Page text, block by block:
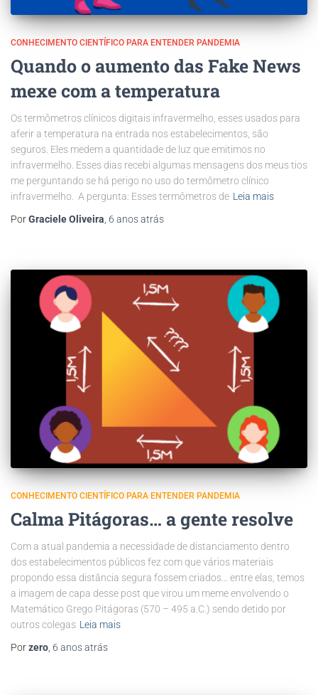
CONHECIMENTO CIENTÍFICO PARA ENTENDER PANDEMIA
Quando o aumento das Fake News
mexe com a temperatura
Os termômetros clínicos digitais infravermelho, esses usados para
aferir a temperatura na entrada nos estabelecimentos, são
seguros. Eles medem a quantidade de luz que emitimos no
infravermelho. Esses dias recebi algumas mensagens dos meus tios
me perguntando se há perigo no uso do termômetro clínico
infravermelho. A pergunta: Esses termômetros de Leia mais
PorGraciele Oliveira 6 anosatrás
CONHECIMENTO CIENTÍFICO PARA ENTENDER PANDEMIA
Calma Pitágoras… a gente resolve
Com a atual pandemia a necessidade de distanciamento dentro
dos estabelecimentos públicos fez com que vários materiais
propondo essa distância segura fossem criados… entre elas, temos
a imagem de capa desse post que virou um meme envolvendo o
Matemático Grego Pitágoras (570 – 495 a.C.) sendo detido por
outros colegas Leia mais
Porzero 6 anosatrás